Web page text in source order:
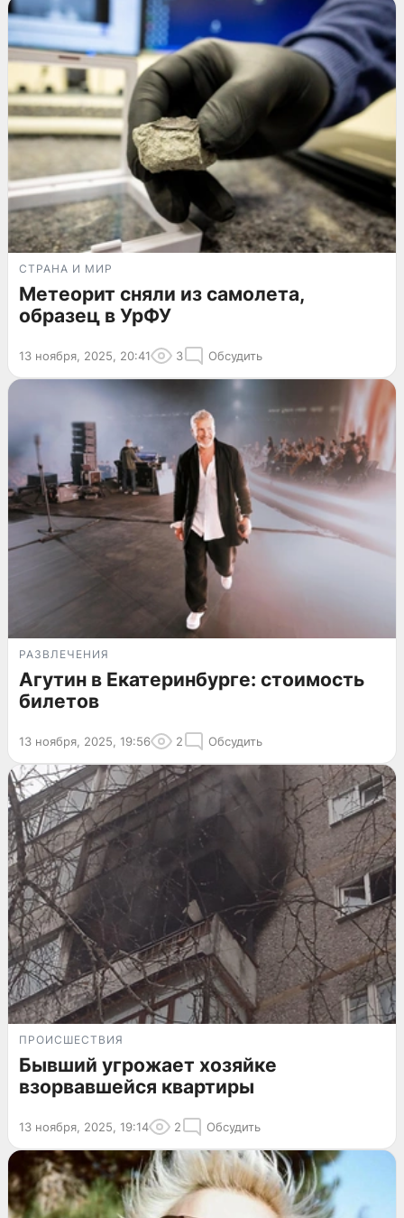
СТРАНА И МИР
Метеорит сняли из самолета,
образец в УрФУ
13 ноября, 2025, 20:41 3 Обсудить
РАЗВЛЕЧЕНИЯ
Агутин в Екатеринбурге: стоимость
билетов
13 ноября, 2025, 19:56 2 Обсудить
ПРОИСШЕСТВИЯ
Бывший угрожает хозяйке
взорвавшейся квартиры
13 ноября, 2025, 19:14 2 Обсудить